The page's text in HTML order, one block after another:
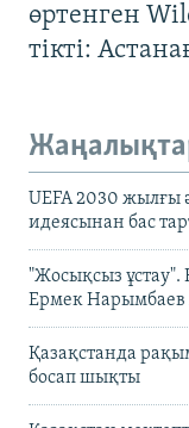
өртенген
тікті:
UEFA 2030 жылғы
идеясынан бас
"Жосықсыз
Ермек
Қазақстанда
босап шықты